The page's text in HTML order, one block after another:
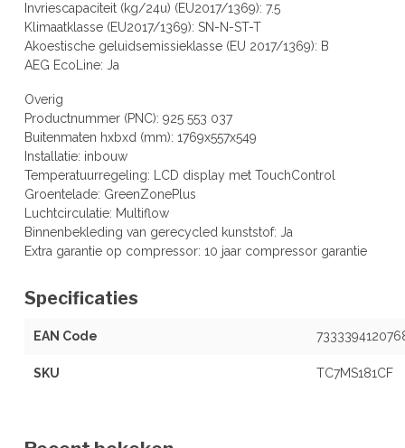
Invriescapaciteit (kg/24u) (EU2017/1369): 7.5
Klimaatklasse (EU2017/1369): SN-N-ST-T
Akoestische geluidsemissieklasse (EU 2017/1369): B
AEG EcoLine: Ja
Overig
Productnummer (PNC): 925 553 037
Buitenmaten hxbxd (mm): 1769x557x549
Installatie: inbouw
Temperatuurregeling: LCD display met TouchControl
Groentelade: GreenZonePlus
Luchtcirculatie: Multiflow
Binnenbekleding van gerecycled kunststof: Ja
Extra garantie op compressor: 10 jaar compressor garantie
Specificaties
EAN Code
SKU TC7MS181CF